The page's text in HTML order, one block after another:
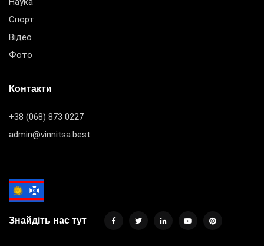
Спорт
Відео
Фото
Контакти
+38 (068) 873 0227
admin@vinnitsa.best
Знайдіть нас тут